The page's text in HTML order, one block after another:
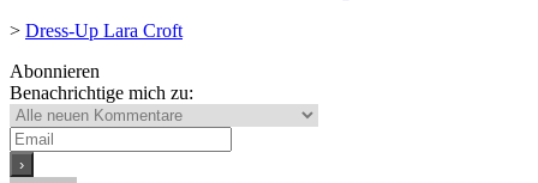
> Dress-Up Lara Croft
Abonnieren
Benachrichtige mich zu: